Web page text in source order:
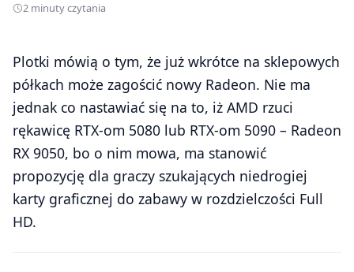
2 minuty czytania
Plotki mówią o tym, że już wkrótce na sklepowych
półkach może zagościć nowy Radeon. Nie ma
jednak co nastawiać się na to, iż AMD rzuci
rękawicę RTX-om 5080 lub RTX-om 5090 – Radeon
RX 9050, bo o nim mowa, ma stanowić
propozycję dla graczy szukających niedrogiej
karty graficznej do zabawy w rozdzielczości Full
HD.